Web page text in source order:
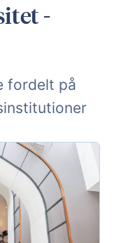
-
fordelt på